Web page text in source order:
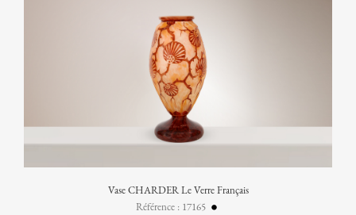
Vase CHARDER Le Verre Français
Référence : 17165